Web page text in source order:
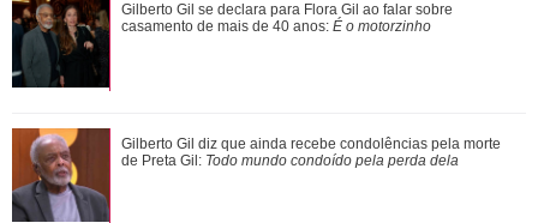
Mais um nome acaba de ser adicionado! Conheça a linha
sucessória ao trono britânico
Grávida, Sabrina Sato faz chamada de vídeo com Nicolas
Prattes durante ultrassom
Gilberto Gil se declara para Flora Gil ao falar sobre
casamento de mais de 40 anos: É o motorzinho
Gilberto Gil diz que ainda recebe condolências pela morte
de Preta Gil: Todo mundo condoído pela perda dela